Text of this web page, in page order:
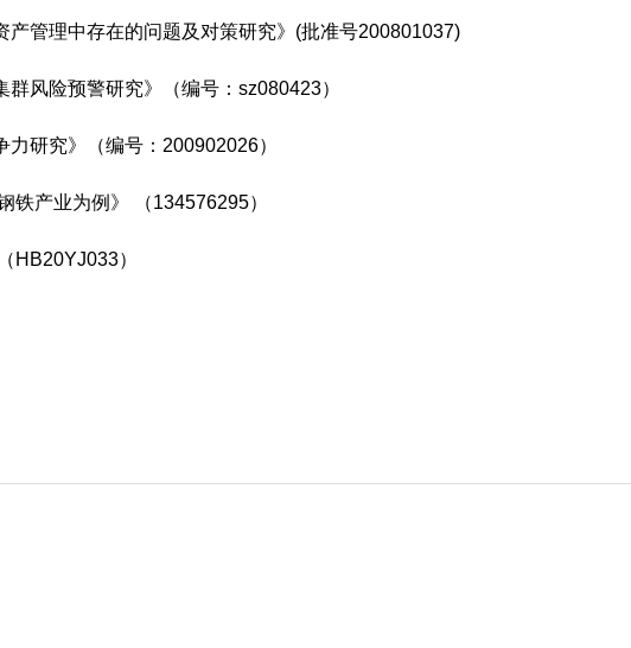
管理中存在的问题及对策研究》(批准号200801037)
风险预警研究》（编号：sz080423）
力研究》（编号：200902026）
产业为例》 （134576295）
HB20YJ033）